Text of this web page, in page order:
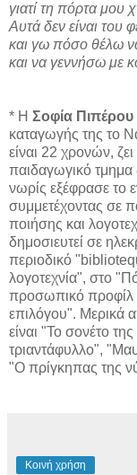
γιατί τη πόρτα μου
Αυτά δεν είναι του
και γω πόσο θέλω
και να γεννήσω με
* Η Σοφία Πιπέρου
καταγωγής της το
είναι 22 χρονών,
παιδαγωγικό
νωρίς εξέφρασε το
συμμετέχοντας σε
ποιήσης και
δημοσιευτεί σε
περιοδικό
λογοτεχνία", στο
προσωπικό προφίλ
επιλόγου". Μερικά
είναι "Το σονέτο
τριαντάφυλλο",
"Ο πρίγκηπας της
Κοινή χρήση